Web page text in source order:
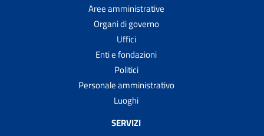
Aree amministrative
Organi di governo
Uffici
Enti e fondazioni
Politici
Personale amministrativo
Luoghi
SERVIZI